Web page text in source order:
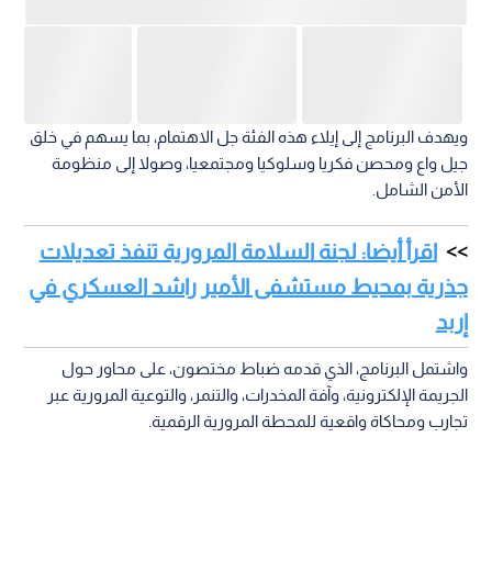
ويهدف البرنامج إلى إيلاء هذه الفئة جل الاهتمام، بما يسهم في خلق
جيل واع ومحصن فكريا وسلوكيا ومجتمعيا، وصولا إلى منظومة
الأمن الشامل.
اقرأ أيضا: لجنة السلامة المرورية تنفذ تعديلات
جذرية بمحيط مستشفى الأمير راشد العسكري في
إربد
واشتمل البرنامج، الذي قدمه ضباط مختصون، على محاور حول
الجريمة الإلكترونية، وآفة المخدرات، والتنمر، والتوعية المرورية عبر
تجارب ومحاكاة واقعية للمحطة المرورية الرقمية.